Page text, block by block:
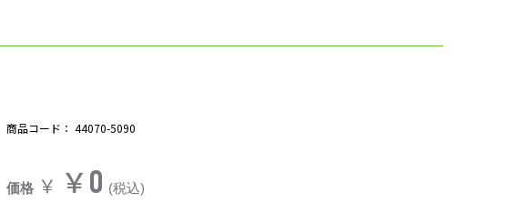
商品コード： 44070-5090
価格 ￥ ￥0 (税込)